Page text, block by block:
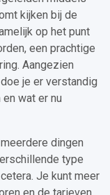
kijken bij de
op het punt
een prachtige
Aangezien
je er verstandig
wat er nu
dingen
type
Je kunt meer